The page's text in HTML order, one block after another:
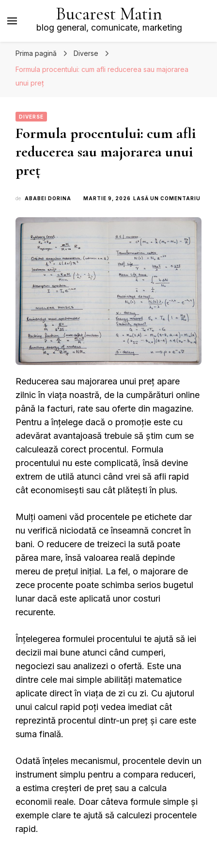
Bucarest Matin
blog general, comunicate, marketing
Prima pagină
Diverse
Formula procentului: cum afli reducerea sau majorarea
unui preț
DIVERSE
Formula procentului: cum afli
reducerea sau majorarea unui
preț
de ABABEI DORINA MARTIE 9, 2026 LASĂ UN COMENTARIU
Reducerea sau majorarea unui preț apare
zilnic în viața noastră, de la cumpărături online
până la facturi, rate sau oferte din magazine.
Pentru a înțelege dacă o promoție este cu
adevărat avantajoasă trebuie să știm cum se
calculează corect procentul. Formula
procentului nu este complicată, însă devine
extrem de utilă atunci când vrei să afli rapid
cât economisești sau cât plătești în plus.
Mulți oameni văd procentele pe etichete dar
nu verifică niciodată ce înseamnă concret în
bani. O reducere de treizeci la sută poate
părea mare, însă valoarea reală depinde
mereu de prețul inițial. La fel, o majorare de
zece procente poate schimba serios bugetul
lunar dacă este aplicată unor costuri
recurente.
Înțelegerea formulei procentului te ajută să iei
decizii mai bune atunci când cumperi,
negociezi sau analizezi o ofertă. Este una
dintre cele mai simple abilități matematice
aplicate direct în viața de zi cu zi. Cu ajutorul
unui calcul rapid poți vedea imediat cât
reprezintă procentul dintr-un preț și care este
suma finală.
Odată înțeles mecanismul, procentele devin un
instrument simplu pentru a compara reduceri,
a estima creșteri de preț sau a calcula
economii reale. Doar câteva formule simple și
exemple clare te ajută să calculezi procentele
rapid.